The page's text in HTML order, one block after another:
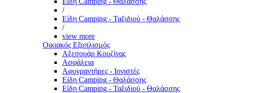
/
Είδη Camping - Ταξιδιού - Θαλάσσης
/
view more
Οικιακός Εξοπλισμός
Αξεσουάρ Κουζίνας
Ασφάλεια
Αφυγραντήρες - Ιονιστές
Είδη Camping - Θαλάσσης
Είδη Camping - Ταξιδιού - Θαλάσσης